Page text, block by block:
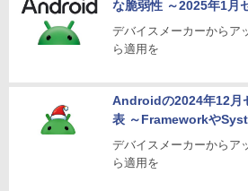
な脆弱性 ～2025年1月
デバイスメーカーからア
ら適用を
Androidの2024年12月
表 ～Frameworkや
デバイスメーカーからア
ら適用を